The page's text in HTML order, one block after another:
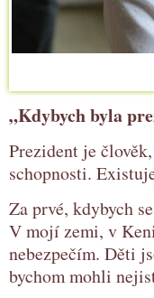
„Kdybych byla
Prezident je
schopnosti.
Za prvé, kdybych
V mojí zemi, v
nebezpečím. Děti
bychom mohli